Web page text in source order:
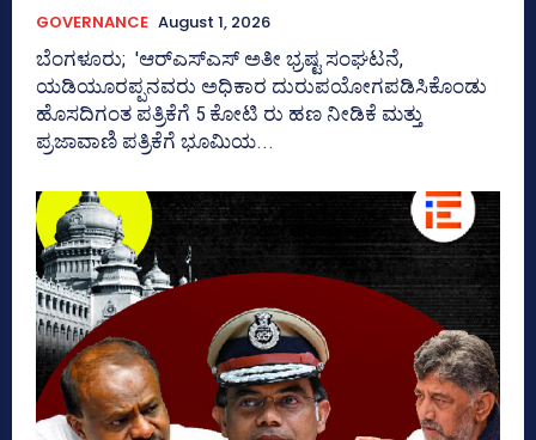
GOVERNANCE August 1, 2026
ಬೆಂಗಳೂರು; 'ಆರ್‍‌ಎಸ್‌ಎಸ್‌ ಅತೀ ಭ್ರಷ್ಟ ಸಂಘಟನೆ,
ಯಡಿಯೂರಪ್ಪನವರು ಅಧಿಕಾರ ದುರುಪಯೋಗಪಡಿಸಿಕೊಂಡು
ಹೊಸದಿಗಂತ ಪತ್ರಿಕೆಗೆ 5 ಕೋಟಿ ರು ಹಣ ನೀಡಿಕೆ ಮತ್ತು
ಪ್ರಜಾವಾಣಿ ಪತ್ರಿಕೆಗೆ ಭೂಮಿಯ...